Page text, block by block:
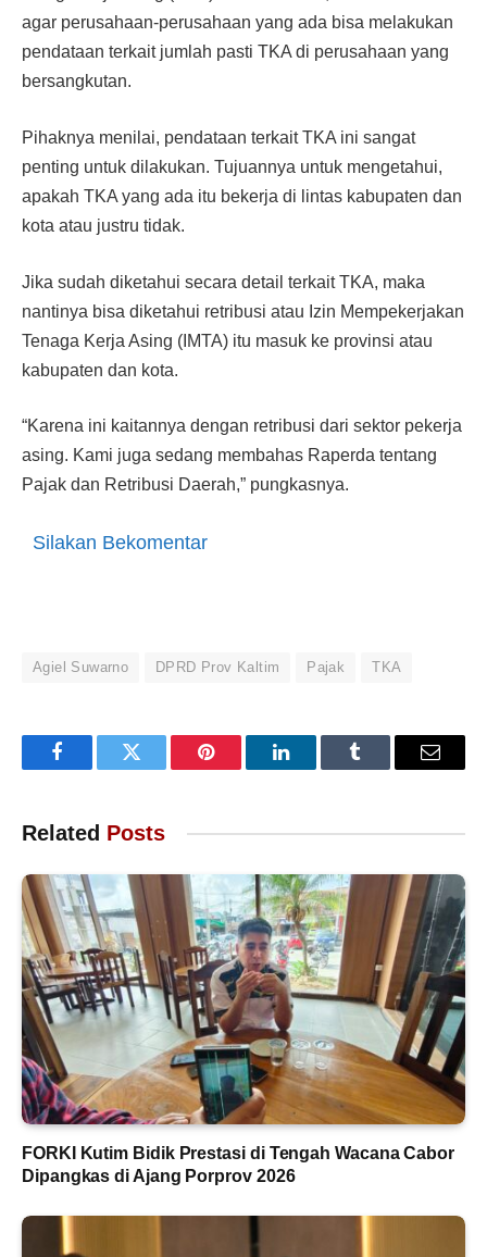
agar perusahaan-perusahaan yang ada bisa melakukan
pendataan terkait jumlah pasti TKA di perusahaan yang
bersangkutan.
Pihaknya menilai, pendataan terkait TKA ini sangat
penting untuk dilakukan. Tujuannya untuk mengetahui,
apakah TKA yang ada itu bekerja di lintas kabupaten dan
kota atau justru tidak.
Jika sudah diketahui secara detail terkait TKA, maka
nantinya bisa diketahui retribusi atau Izin Mempekerjakan
Tenaga Kerja Asing (IMTA) itu masuk ke provinsi atau
kabupaten dan kota.
“Karena ini kaitannya dengan retribusi dari sektor pekerja
asing. Kami juga sedang membahas Raperda tentang
Pajak dan Retribusi Daerah,” pungkasnya.
Silakan Bekomentar
Agiel Suwarno DPRD Prov Kaltim Pajak TKA
FacebookTwitter Pinterest LinkedInTumblr Email
Related Posts
FORKI Kutim Bidik Prestasi di Tengah Wacana Cabor
Dipangkas di Ajang Porprov 2026